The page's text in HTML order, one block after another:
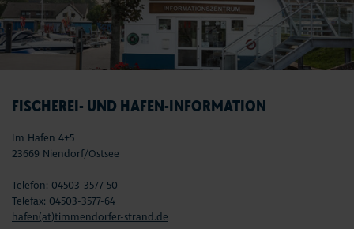
FISCHEREI- UND HAFEN-INFORMATION
Im Hafen 4+5
23669 Niendorf/Ostsee
Telefon: 04503-3577 50
Telefax: 04503-3577-64
hafen(at)timmendorfer-strand.de